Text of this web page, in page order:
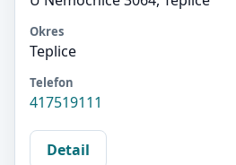
Okres
Teplice
Telefon
417519111
Detail